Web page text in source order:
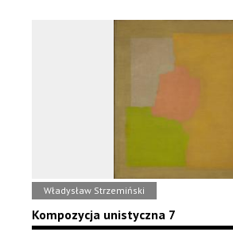
Władysław Strzemiński
Kompozycja unistyczna 7